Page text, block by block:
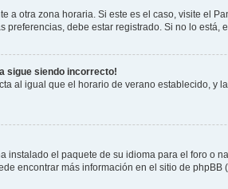
a otra zona horaria. Si este es el caso, visite el
debe estar registrado. Si no lo está,
sigue siendo incorrecto!
al igual que el horario de verano establecido,
instalado el paquete de su idioma para el foro
encontrar más información en el sitio de phpBB